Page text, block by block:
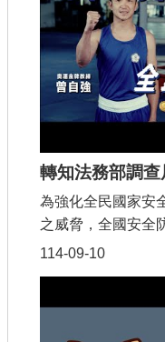
【隱私權政策】
【政府網站資料開放宣
生涯的安全與清白
114-09-10
為強化全民國家安
之威脅，全國安全
運金牌教練曾自強